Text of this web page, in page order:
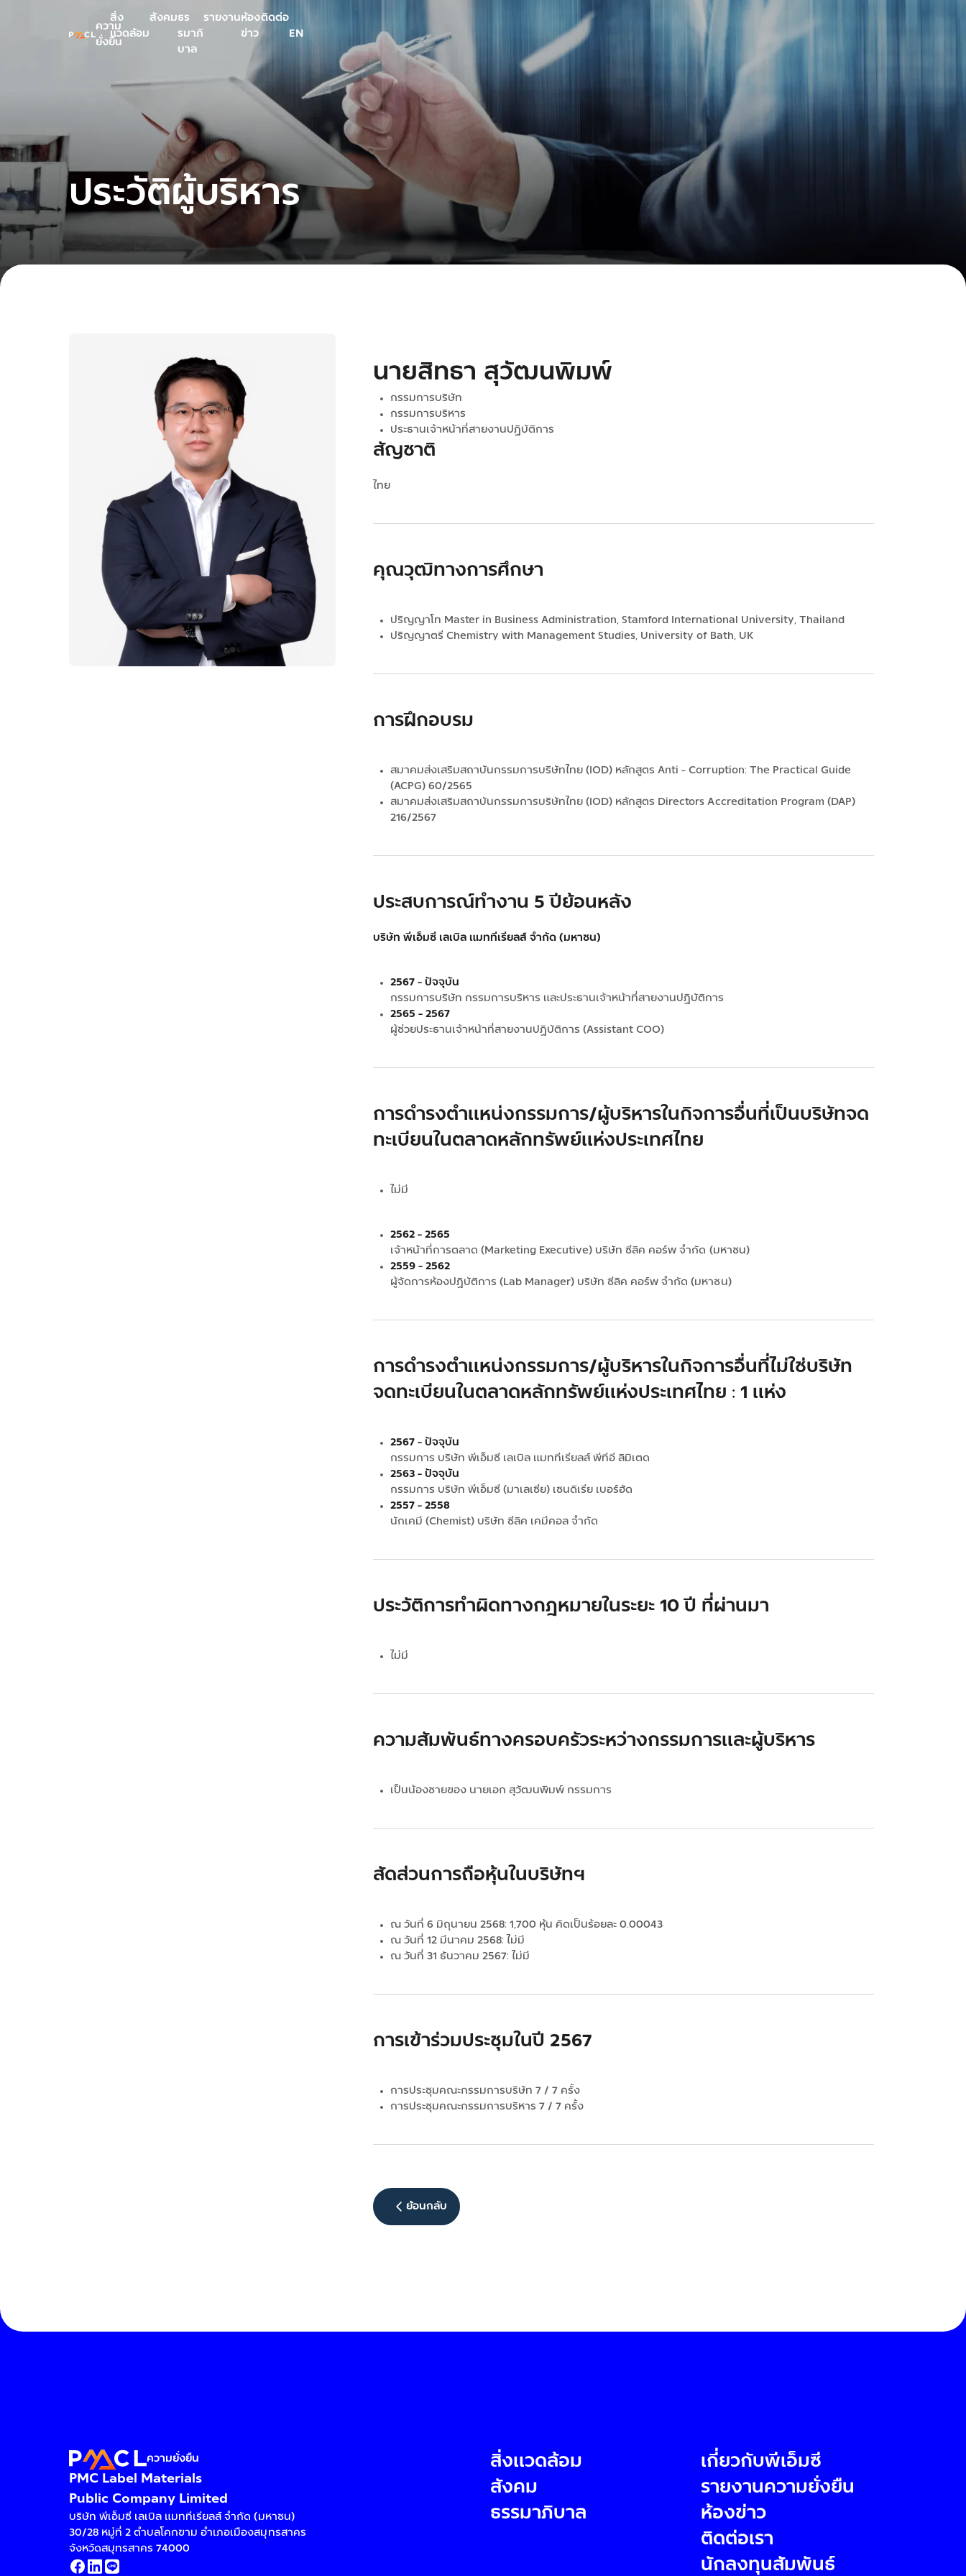
ความ
ยั่งยืน
สิ่ง
แวดล้อม
สังคมธร
รมาภิ
บาล
รายงานห้อง
ข่าว
ติดต่อ
EN
ประวัติผู้บริหาร
นายสิทธา สุวัฒนพิมพ์
กรรมการบริษัท
กรรมการบริหาร
ประธานเจ้าหน้าที่สายงานปฏิบัติการ
สัญชาติ
ไทย
คุณวุฒิทางการศึกษา
ปริญญาโท Master in Business Administration, Stamford International University, Thailand
ปริญญาตรี Chemistry with Management Studies, University of Bath, UK
การฝึกอบรม
สมาคมส่งเสริมสถาบันกรรมการบริษัทไทย (IOD) หลักสูตร Anti - Corruption: The Practical Guide
(ACPG) 60/2565
สมาคมส่งเสริมสถาบันกรรมการบริษัทไทย (IOD) หลักสูตร Directors Accreditation Program (DAP)
216/2567
ประสบการณ์ทำงาน 5 ปีย้อนหลัง
บริษัท พีเอ็มซี เลเบิล แมททีเรียลส์ จำกัด (มหาชน)
2567 - ปัจจุบัน
กรรมการบริษัท กรรมการบริหาร และประธานเจ้าหน้าที่สายงานปฏิบัติการ
2565 - 2567
ผู้ช่วยประธานเจ้าหน้าที่สายงานปฏิบัติการ (Assistant COO)
การดำรงตำแหน่งกรรมการ/ผู้บริหารในกิจการอื่นที่เป็นบริษัทจด
ทะเบียนในตลาดหลักทรัพย์แห่งประเทศไทย
ไม่มี
2562 - 2565
เจ้าหน้าที่การตลาด (Marketing Executive) บริษัท ซีลิค คอร์พ จํากัด (มหาชน)
2559 - 2562
ผู้จัดการห้องปฏิบัติการ (Lab Manager) บริษัท ซีลิค คอร์พ จํากัด (มหาชน)
การดำรงตำแหน่งกรรมการ/ผู้บริหารในกิจการอื่นที่ไม่ใช่บริษัท
จดทะเบียนในตลาดหลักทรัพย์แห่งประเทศไทย : 1 แห่ง
2567 - ปัจจุบัน
กรรมการ บริษัท พีเอ็มซี เลเบิล แมททีเรียลส์ พีทีอี ลิมิเตด
2563 - ปัจจุบัน
กรรมการ บริษัท พีเอ็มซี (มาเลเซีย) เซนดิเรีย เบอร์ฮัด
2557 - 2558
นักเคมี (Chemist) บริษัท ซีลิค เคมีคอล จำกัด
ประวัติการทำผิดทางกฎหมายในระยะ 10 ปี ที่ผ่านมา
ไม่มี
ความสัมพันธ์ทางครอบครัวระหว่างกรรมการและผู้บริหาร
เป็นน้องชายของ นายเอก สุวัฒนพิมพ์ กรรมการ
สัดส่วนการถือหุ้นในบริษัทฯ
ณ วันที่ 6 มิถุนายน 2568: 1,700 หุ้น คิดเป็นร้อยละ 0.00043
ณ วันที่ 12 มีนาคม 2568: ไม่มี
ณ วันที่ 31 ธันวาคม 2567: ไม่มี
การเข้าร่วมประชุมในปี 2567
การประชุมคณะกรรมการบริษัท 7 / 7 ครั้ง
การประชุมคณะกรรมการบริหาร 7 / 7 ครั้ง
ย้อนกลับ
ความยั่งยืน
PMC Label Materials
Public Company Limited
บริษัท พีเอ็มซี เลเบิล แมททีเรียลส์ จำกัด (มหาชน)
30/28 หมู่ที่ 2 ตำบลโคกขาม อำเภอเมืองสมุทรสาคร
จังหวัดสมุทรสาคร 74000
สิ่งแวดล้อม
สังคม
ธรรมาภิบาล
เกี่ยวกับพีเอ็มซี
รายงานความยั่งยืน
ห้องข่าว
ติดต่อเรา
นักลงทุนสัมพันธ์